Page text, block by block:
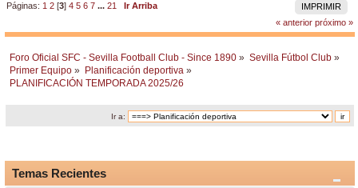
IMPRIMIR
Páginas: 1 2 [3]4 5 6 7 ...21
Ir Arriba
« anterior próximo »
Foro Oficial SFC - Sevilla Football Club - Since 1890 » Sevilla Fútbol Club »
Primer Equipo » Planificación deportiva »
PLANIFICACIÓN TEMPORADA 2025/26
Ir a:
Temas Recientes